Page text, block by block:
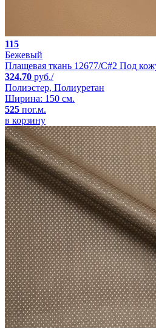
115
Бежевый
Плащевая ткань 12677/C#2 Под
324.70 руб./
Полиэстер, Полиуретан
Ширина: 150 см.
525 пог.м.
в корзину